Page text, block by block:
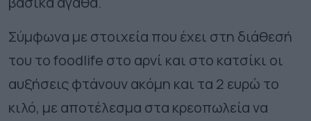
Σύμφωνα με στοιχεία που έχει στη διάθεσή
του το foodlife στο αρνί και στο κατσίκι οι
αυξήσεις φτάνουν ακόμη και τα 2 ευρώ το
κιλό, με αποτέλεσμα στα κρεοπωλεία να